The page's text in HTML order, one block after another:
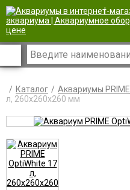
|
Каталог Аквариумы PRIME
л, 260х260х260 мм